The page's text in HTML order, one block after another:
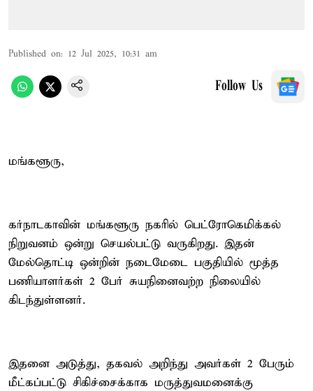
Published on: 12 Jul 2025, 10:31 am
Follow Us
மங்களூரு,
கர்நாடகாவின் மங்களூரு நகரில் பெட்ரோகெமிக்கல்
நிறுவனம் ஒன்று செயல்பட்டு வருகிறது. இதன்
மேல்தொட்டி ஒன்றின் நடைமேடை பகுதியில் மூத்த
பணியாளர்கள் 2 பேர் சுயநினைவற்ற நிலையில்
கிடந்துள்ளனர்.
இதனை அடுத்து, தகவல் அறிந்து அவர்கள் 2 பேரும்
மீட்கப்பட்டு சிகிச்சைக்காக மருத்துவமனைக்கு